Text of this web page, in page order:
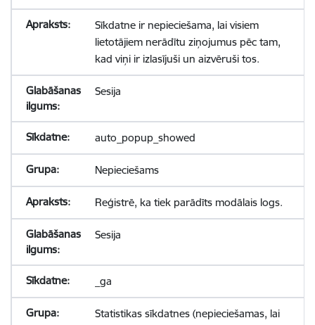
Sīkdatne ir nepieciešama, lai visiem
lietotājiem nerādītu ziņojumus pēc tam,
kad viņi ir izlasījuši un aizvēruši tos.
Sesija
auto_popup_showed
Nepieciešams
Reģistrē, ka tiek parādīts modālais logs.
Sesija
_ga
Statistikas sīkdatnes (nepieciešamas, lai